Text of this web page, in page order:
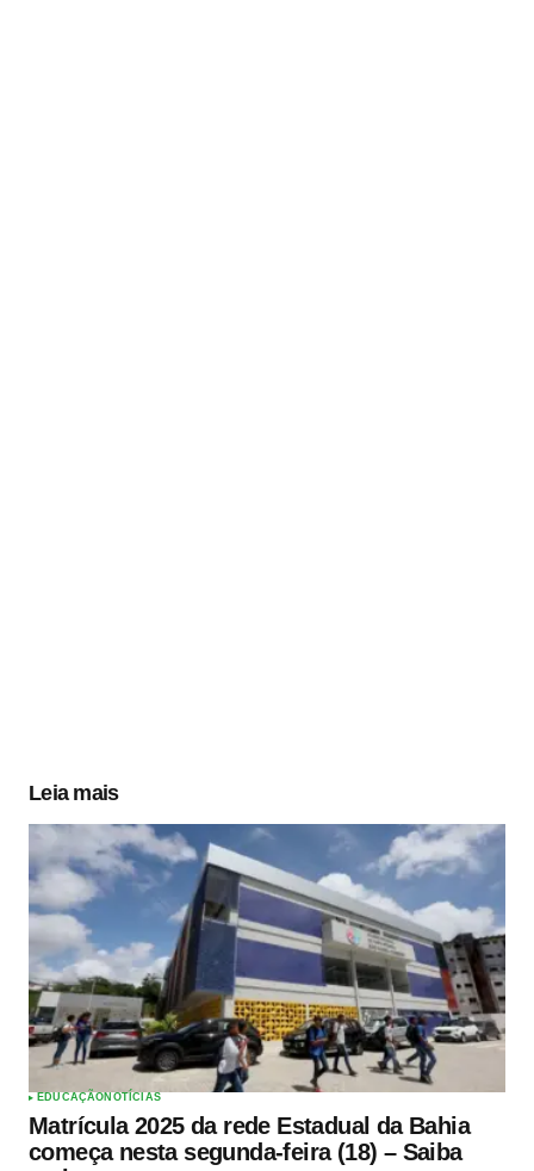
Leia mais
EDUCAÇÃONOTÍCIAS
Matrícula 2025 da rede Estadual da Bahia
começa nesta segunda-feira (18) – Saiba